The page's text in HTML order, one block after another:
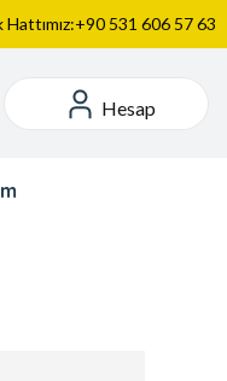
531 606 57 63
Hesap